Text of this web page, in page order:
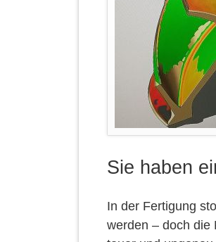
Sie haben
In der Fertigung
werden – doch die